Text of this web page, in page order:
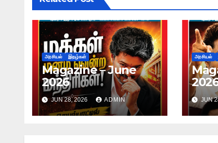
அரசியல் இதழ்கள்
Magazine – June
2026
JUN 28, 2026 ADMIN
அரசியல்
JUN